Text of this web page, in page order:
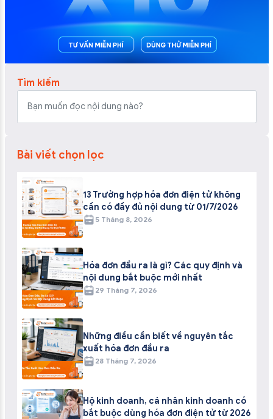
Tìm kiếm
Bài viết chọn lọc
13 Trường hợp hóa đơn điện tử không
cần có đầy đủ nội dung từ 01/7/2026
5 Tháng 8, 2026
Hóa đơn đầu ra là gì? Các quy định và
nội dung bắt buộc mới nhất
29 Tháng 7, 2026
Những điều cần biết về nguyên tắc
xuất hóa đơn đầu ra
28 Tháng 7, 2026
Hộ kinh doanh, cá nhân kinh doanh có
bắt buộc dùng hóa đơn điện tử từ 2026